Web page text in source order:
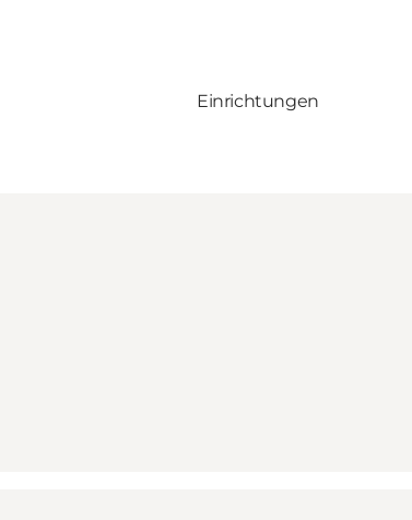
Einrichtungen